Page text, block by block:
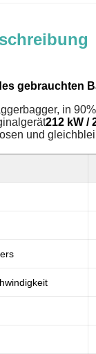
gebrauchten
in
212 kW /
und